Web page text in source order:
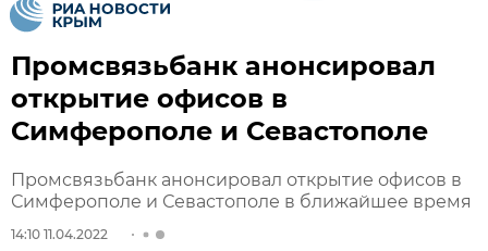
Промсвязьбанк анонсировал
открытие офисов в
Симферополе и Севастополе
Промсвязьбанк анонсировал открытие офисов в
Симферополе и Севастополе в ближайшее время
14:10 11.04.2022